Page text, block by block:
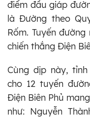
điểm đầu giáp
là Đường theo
Rốm. Tuyến
chiến thắng Điện
Cùng dịp này,
cho 12 tuyến
Điện Biên Phủ
như: Nguyễn